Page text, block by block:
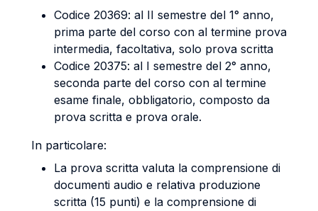
Codice 20369: al II semestre del 1° anno,
prima parte del corso con al termine prova
intermedia, facoltativa, solo prova scritta
Codice 20375: al I semestre del 2° anno,
seconda parte del corso con al termine
esame finale, obbligatorio, composto da
prova scritta e prova orale.
In particolare:
La prova scritta valuta la comprensione di
documenti audio e relativa produzione
scritta (15 punti) e la comprensione di